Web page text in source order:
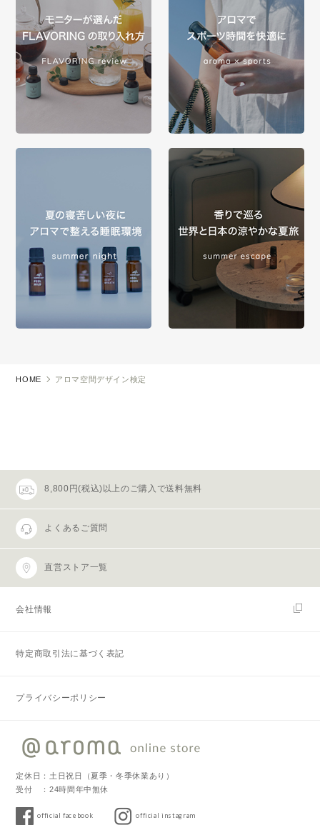
HOME アロマ空間デザイン検定
8,800円(税込)以上のご購入で送料無料
よくあるご質問
直営ストア一覧
会社情報
特定商取引法に基づく表記
プライバシーポリシー
定休日：土日祝日（夏季・冬季休業あり）
受付 ：24時間年中無休
official facebook official instagram